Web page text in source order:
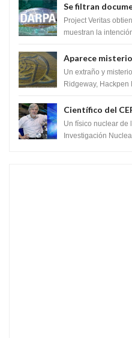
Se filtran
muestran la
SARS-CoV-2,
Project Veritas
muestran la
Aparece
Unido 23 de
Un extraño y
Ridgeway, Hackpen
Científico del
ayudado por
del Colisionador
Un físico nuclear de
Investigación